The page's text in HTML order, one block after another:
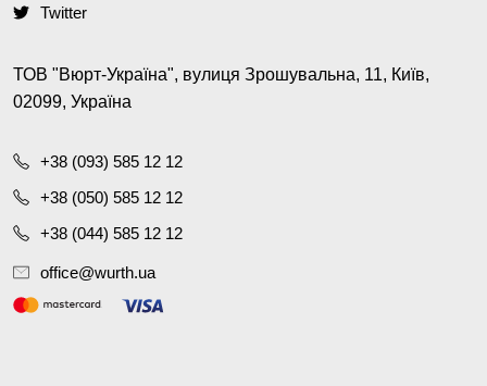
Twitter
ТОВ "Вюрт-Україна", вулиця Зрошувальна, 11, Київ,
02099, Україна
+38 (093) 585 12 12
+38 (050) 585 12 12
+38 (044) 585 12 12
office@wurth.ua